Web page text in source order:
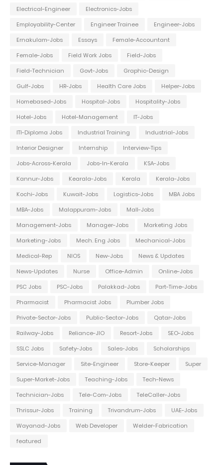
Electrical-Engineer
Electronics-Jobs
Employability-Center
Engineer Trainee
Engineer-Jobs
Ernakulam-Jobs
Essays
Female-Accountant
Female-Jobs
Field Work Jobs
Field-Jobs
Field-Technician
Govt-Jobs
Graphic-Design
Gulf-Jobs
HR-Jobs Health Care Jobs
Helper-Jobs
Homebased-Jobs
Hospital-Jobs
Hospitality-Jobs
Hotel-Jobs
Hotel-Management
IT-Jobs
ITI-Diploma Jobs
Industrial Training
Industrial-Jobs
Interior Designer
Internship
Interview-Tips
Jobs-Across-Kerala
Jobs-In-Kerala
KSA-Jobs
Kannur-Jobs
Kearala-Jobs Kerala
Kerala-Jobs
Kochi-Jobs
Kuwait-Jobs Logistics-Jobs
MBA Jobs
MBA-Jobs
Malappuram-Jobs
Mall-Jobs
Management-Jobs
Manager-Jobs
Marketing Jobs
Marketing-Jobs
Mech. Eng Jobs
Mechanical-Jobs
Medical-Rep
NIOS New-Jobs
News & Updates
News-Updates
Nurse Office-Admin
Online-Jobs
PSC Jobs
PSC-Jobs Palakkad-Jobs
Part-Time-Jobs
Pharmacist
Pharmacist Jobs
Plumber Jobs
Private-Sector-Jobs
Public-Sector-Jobs
Qatar-Jobs
Railway-Jobs
Reliance-JIO Resort-Jobs
SEO-Jobs
SSLC Jobs
Safety-Jobs Sales-Jobs
Scholarships
Service-Manager
Site-Engineer Store-Keeper
Super
Super-Market-Jobs
Teaching-Jobs
Tech-News
Technician-Jobs
Tele-Com-Jobs
TeleCaller-Jobs
Thrissur-Jobs
Training Trivandrum-Jobs
UAE-Jobs
Wayanad-Jobs
Web Developer
Welder-Fabrication
featured